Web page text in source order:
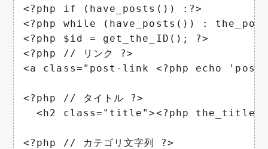
<?php if (have_posts()) :?>
<?php while (have_posts()) :
<?php $id = get_the_ID(); ?>
<?php // リンク ?>
<a class="post-link <?php echo
<?php // タイトル ?>
<h2 class="title"><?php
<?php // カテゴリ文字列 ?>